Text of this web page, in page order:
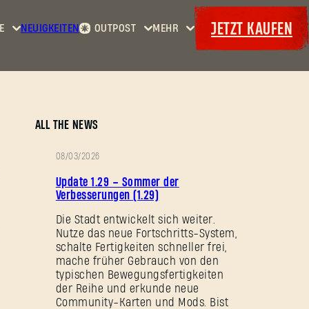
Dying
NEUIGKEITEN OUTPOST
Kopfgelder
MEHR
Events
Extras
JETZT KAUFEN
ALL THE NEWS
NOTIZEN
08/03/2026
Update 1.29 – Sommer der
Verbesserungen (1.29)
Die Stadt entwickelt sich weiter.
Nutze das neue Fortschritts-System,
schalte Fertigkeiten schneller frei,
mache früher Gebrauch von den
typischen Bewegungsfertigkeiten
der Reihe und erkunde neue
Community-Karten und Mods. Bist